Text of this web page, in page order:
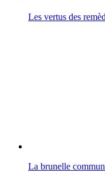
Les vertus des
La brunelle